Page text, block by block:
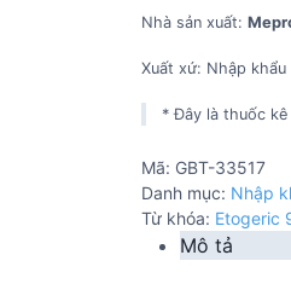
Nhà sản xuất:
Xuất xứ: Nhập khẩu
* Đây là thuốc
Mã: GBT-33517
Danh mục: Nhập
Từ khóa: Etogeric
Mô tả